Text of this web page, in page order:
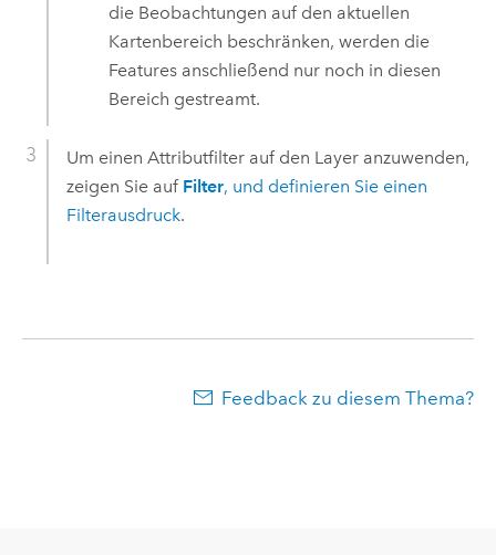
die Beobachtungen auf den aktuellen
Kartenbereich beschränken, werden die
Features anschließend nur noch in diesen
Bereich gestreamt.
Um einen Attributfilter auf den Layer anzuwenden,
zeigen Sie auf Filter, und definieren Sie einen
Filterausdruck.
Feedback zu diesem Thema?